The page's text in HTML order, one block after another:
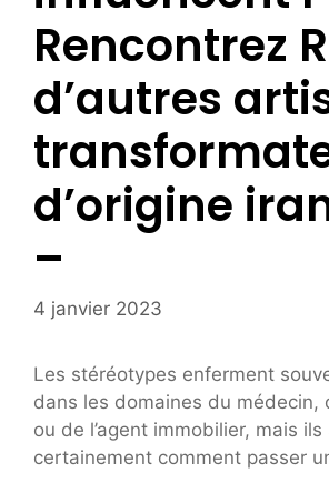
Rencontrez
d’autres
d’origine
–
4 janvier 2023
Les stéréotypes enferment
dans les domaines du médecin,
ou de l’agent immobilier, mais
certainement comment passer